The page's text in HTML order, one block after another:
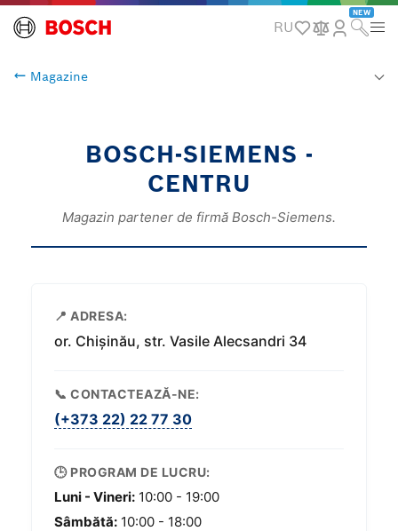
RU
NEW
Magazine
BOSCH-SIEMENS -
CENTRU
Magazin partener de firmă Bosch-Siemens.
📍 ADRESA:
or. Chișinău, str. Vasile Alecsandri 34
📞 CONTACTEAZĂ-NE:
(+373 22) 22 77 30
🕒 PROGRAM DE LUCRU:
Luni - Vineri: 10:00 - 19:00
Sâmbătă: 10:00 - 18:00